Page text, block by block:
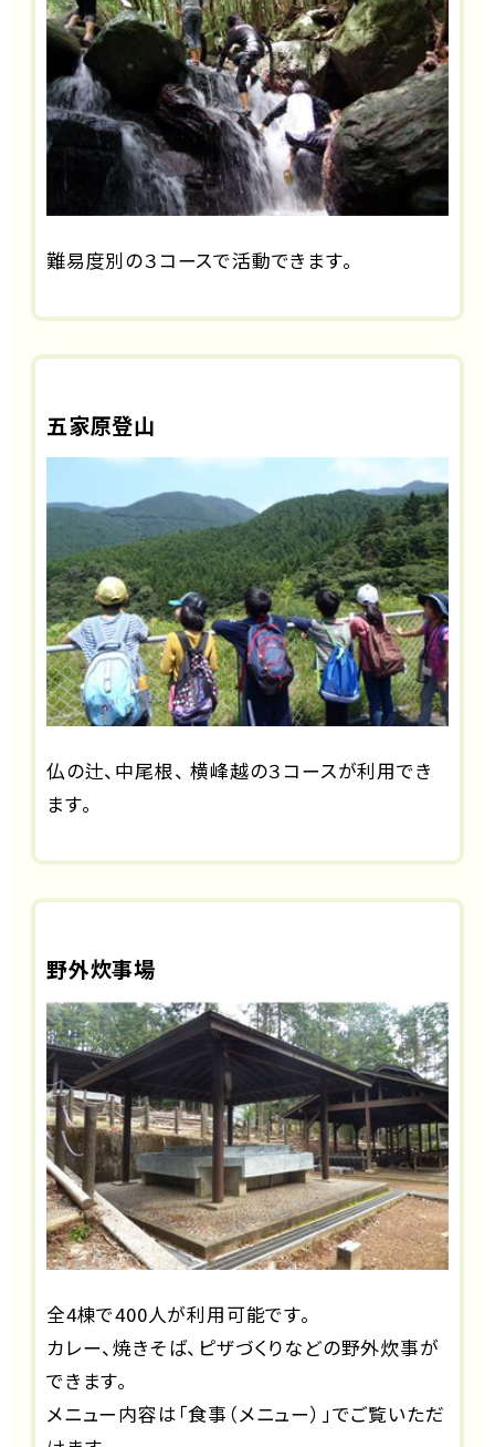
難易度別の３コースで活動できます。
五家原登山
仏の辻、中尾根、 横峰越の３コースが利用でき
ます。
野外炊事場
全4棟で400人が利用可能です。
カレー、焼きそば、ピザづくりなどの野外炊事が
できます。
メニュー内容は「食事（メニュー）」でご覧いただ